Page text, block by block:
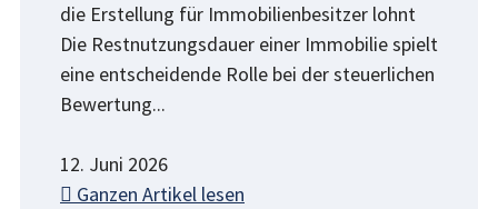
die Erstellung für Immobilienbesitzer lohnt
Die Restnutzungsdauer einer Immobilie spielt
eine entscheidende Rolle bei der steuerlichen
Bewertung...
12. Juni 2026
Ganzen Artikel lesen